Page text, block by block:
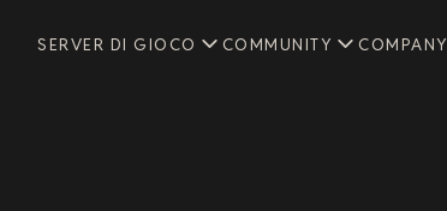
SERVER DI GIOCO COMMUNITY COMPANY